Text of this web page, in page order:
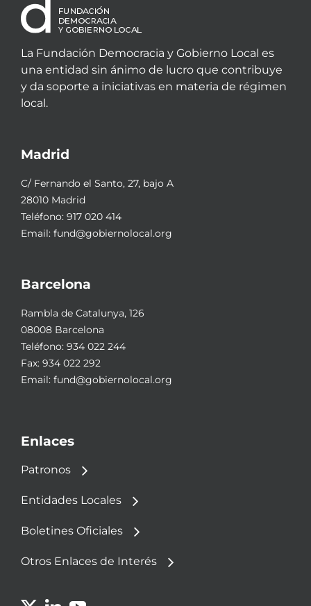
La Fundación Democracia y Gobierno Local es
una entidad sin ánimo de lucro que contribuye
y da soporte a iniciativas en materia de régimen
local.
Madrid
C/ Fernando el Santo, 27, bajo A
28010 Madrid
Teléfono: 917 020 414
Email: fund@gobiernolocal.org
Barcelona
Rambla de Catalunya, 126
08008 Barcelona
Teléfono: 934 022 244
Fax: 934 022 292
Email: fund@gobiernolocal.org
Enlaces
Patronos
Entidades Locales
Boletines Oficiales
Otros Enlaces de Interés